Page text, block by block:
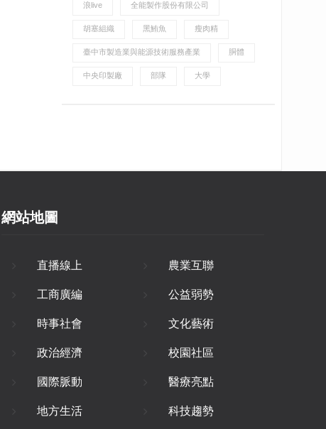
KFC 專頁仲有得拎期間限定coupon，
食東瀛鹽燒雞桶餐仲送多2隻巴辣香雞
浪live 全能製作股份有限公司
胡塞組織 黑鮪魚 瘦肉精
臺中市製造業與能源技術服務產業 胴體
中央印製廠 部隊 大學
網站地圖
直播線上
工商廣編
時事社會
政治經濟
國際脈動
地方生活
農業互聯
公益弱勢
文化藝術
校園社區
醫療亮點
科技趨勢